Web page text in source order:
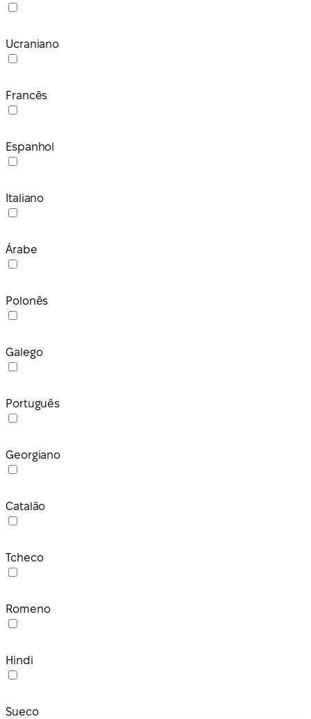
Ucraniano
Francês
Espanhol
Italiano
Árabe
Polonês
Galego
Português
Georgiano
Catalão
Tcheco
Romeno
Hindi
Sueco